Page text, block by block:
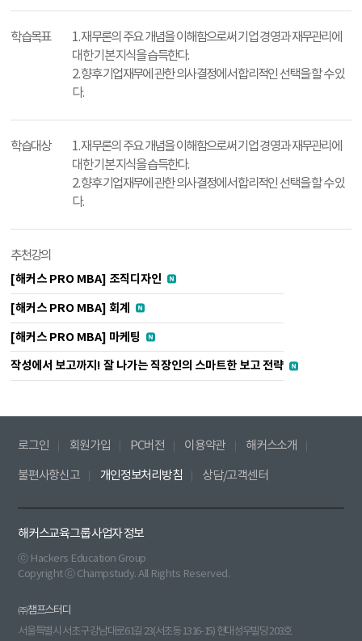
학습목표
1. 재무론의 주요 개념을 이해함으로써 기업 경영과 재무관리에
대한 기본 지식을 습득한다.
2. 향후 기업재무에 관한 의사결정에서 합리적인 선택을 할 수 있
다.
학습대상
1. 재무론의 주요 개념을 이해함으로써 기업 경영과 재무관리에
대한 기본 지식을 습득한다.
2. 향후 기업재무에 관한 의사결정에서 합리적인 선택을 할 수 있
다.
추천강의
[해커스 PRO MBA] 조직디자인
[해커스 PRO MBA] 회계
[해커스 PRO MBA] 마케팅
작성에서 보고까지! 잘 나가는 직장인의 스마트한 보고 전략
로그인 회원가입 PC버전 이용약관 해커스소개
불편사항신고 개인정보처리방침 상담/고객센터
해커스교육그룹 사업자 정보
ⓒ Hackers Education Group
Copyright ⓒ Champstudy. All Rights Reserved.
㈜챔프스터디
서울특별시 서초구 강남대로61길 23(서초동 1316-15) 현대성우빌딩 203호